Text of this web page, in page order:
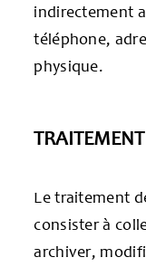
indirectement
téléphone,
physique.
Le traitement
consister à
archiver,